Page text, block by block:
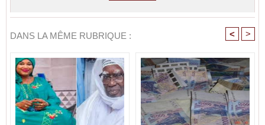
DANS LA MÊME RUBRIQUE : < >